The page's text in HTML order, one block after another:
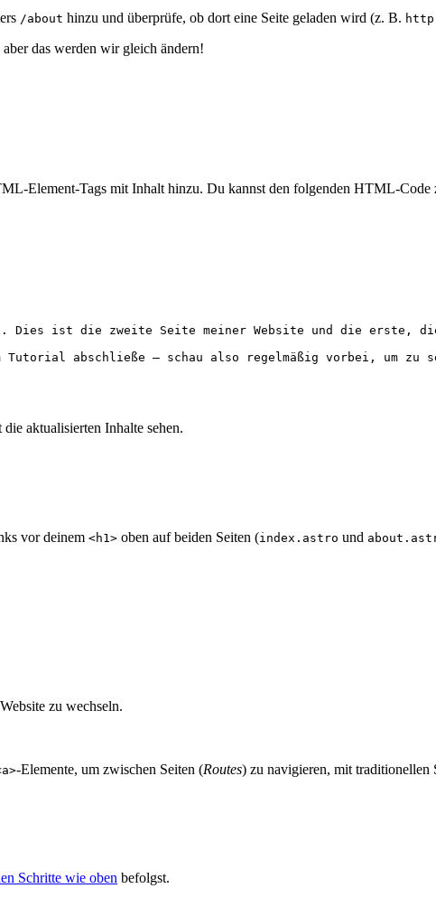
/about hinzu und überprüfe, ob dort eine Seite geladen wird (z. B.
das werden wir gleich ändern!
Element-Tags mit Inhalt hinzu. Du kannst den folgenden HTML-Code
Dies ist die zweite Seite meiner Website und die erste,
abschließe – schau also regelmäßig vorbei, um zu
aktualisierten Inhalte sehen.
vor deinem <h1> oben auf beiden Seiten (index.astro und
zu wechseln.
-Elemente, um zwischen Seiten (Routes) zu navigieren, mit traditionellen
Schritte wie oben befolgst.